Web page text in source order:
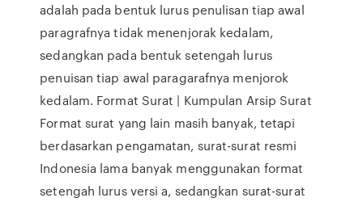
adalah pada bentuk lurus penulisan tiap awal
paragrafnya tidak menenjorak kedalam,
sedangkan pada bentuk setengah lurus
penuisan tiap awal paragarafnya menjorok
kedalam. Format Surat | Kumpulan Arsip Surat
Format surat yang lain masih banyak, tetapi
berdasarkan pengamatan, surat-surat resmi
Indonesia lama banyak menggunakan format
setengah lurus versi a, sedangkan surat-surat